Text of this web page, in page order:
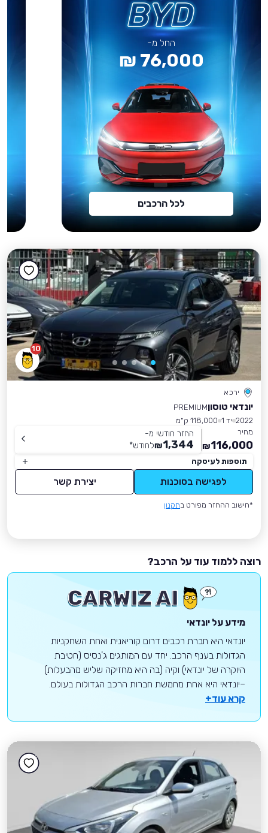
החל מ-
76,000 ₪
לכל הרכבים
10
ירכא
יונדאי טוסוןPREMIUM
2022 יד 1
118,000 ק״מ
מחיר
116,000
₪
החזר חודשי מ-
1,344
₪לחודש*
תוספות לעיסקה
לפגישה בסוכנות יצירת קשר
*חישוב ההחזר מפורט בתקנון
רוצה ללמוד עוד על הרכב?
מידע על יונדאי
יונדאי היא חברת רכבים דרום קוריאנית ואחת השחקניות
הגדולות בענף הרכב. יחד עם המותגים ג'נסיס (חטיבת
היוקרה של יונדאי) וקיה (בה היא מחזיקה שליש מהבעלות)
–יונדאי היא אחת מחמשת חברות הרכב הגדולות בעולם.
קרא עוד+